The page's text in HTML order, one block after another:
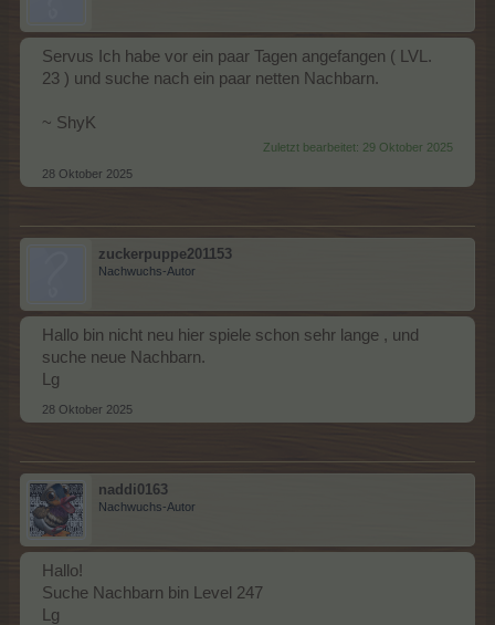
Servus Ich habe vor ein paar Tagen angefangen ( LVL.
23 ) und suche nach ein paar netten Nachbarn.
~ ShyK
Zuletzt bearbeitet: 29 Oktober 2025
28 Oktober 2025
zuckerpuppe201153
Nachwuchs-Autor
Hallo bin nicht neu hier spiele schon sehr lange , und
suche neue Nachbarn.
Lg
28 Oktober 2025
naddi0163
Nachwuchs-Autor
Hallo!
Suche Nachbarn bin Level 247
Lg